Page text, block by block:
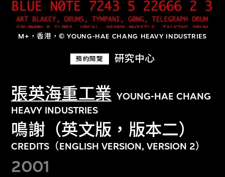
M+，香港，© YOUNG-HAE CHANG HEAVY INDUSTRIES
預約閱覽 研究中心
張英海重工業 YOUNG-HAE CHANG
HEAVY INDUSTRIES
鳴謝（英文版，版本二）
CREDITS（ENGLISH VERSION, VERSION 2）
2001
關於M+藏品
探索世界頂級的二十及二十一世紀視覺
文化藏品。